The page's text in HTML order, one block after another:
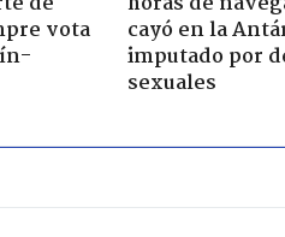
vota
cayó en la
imputado por
sexuales